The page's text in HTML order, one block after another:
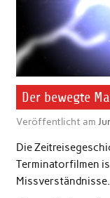
Der bewegte
Veröffentlicht am
Die
Terminatorfilmen
Missverständnisse…